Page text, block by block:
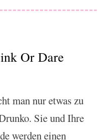
Or Dare
man nur etwas zu
Sie und Ihre
werden einen